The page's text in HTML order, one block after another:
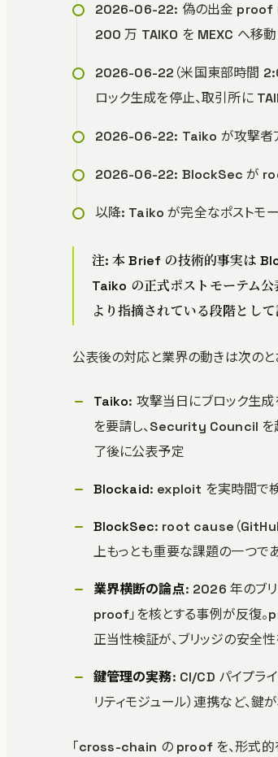
2026-06-22: 偽の出金 proof
200 万 TAIKO を MEXC へ移動
2026-06-22（米国東部時間
ロック生成を停止、取引所に
2026-06-22: Taiko が攻撃者ア
2026-06-22: BlockSec が
以降: Taiko が完全なポストモ
注: 本 Brief の技術的事実は
Taiko の正式ポストモーテム
より指摘されている段階とし
公表後の対応と業界の動きは次のと
Taiko: 攻撃当日にブロック生
を要請し、Security Council を
了後に公表予定
Blockaid: exploit を実時間で検
BlockSec: root cause（
上もっとも重要な課題の一つで
業界横断の論点: 2026 年のブ
proof」を核とする事例が反復。
正当性検証が、ブリッジの安全
鍵管理の実務: CI/CD パイプラ
リティモジュール）連携など、
「cross-chain の proof を、形式的